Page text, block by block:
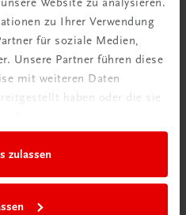
zu Ihrer Verwendung
für soziale Medien,
Unsere Partner führen diese
mit weiteren Daten
haben oder die sie
zulassen